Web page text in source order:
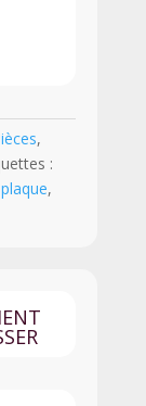
,
:
plaque,